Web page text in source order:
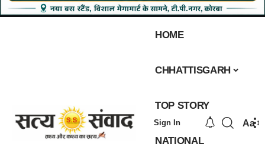
HOME
CHHATTISGARH
TOP STORY
NATIONAL
Sign In Aa